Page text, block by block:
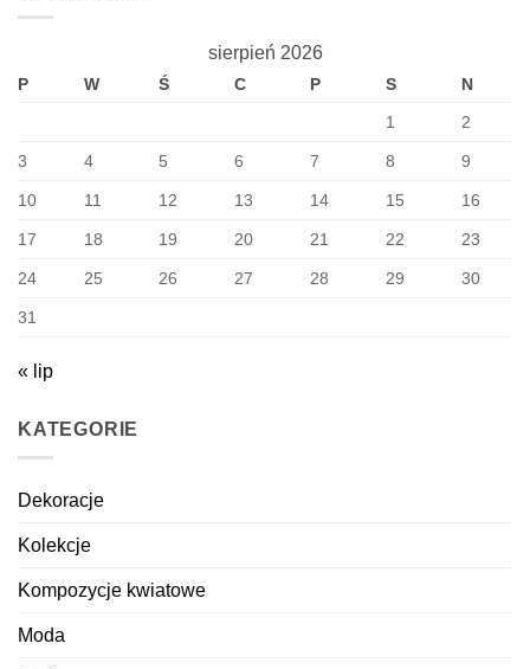
sierpień 2026
P W Ś C P S
N
1
2
3 4 5 6 7 8 9
10 11 12 13 14 15 16
17 18 19 20 21 22 23
24 25 26 27 28 29 30
31
« lip
KATEGORIE
Dekoracje
Kolekcje
Kompozycje kwiatowe
Moda